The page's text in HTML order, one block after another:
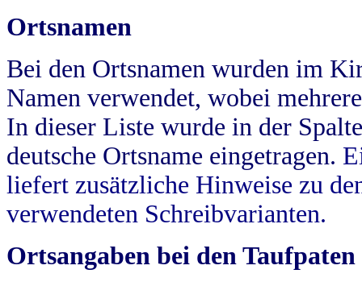
Ortsnamen
Bei den Ortsnamen wurden im
Namen verwendet, wobei
In dieser Liste wurde in der
deutsche Ortsname eingetragen.
liefert zusätzliche Hinweise zu
verwendeten Schreibvarianten.
Ortsangaben bei den Taufpaten